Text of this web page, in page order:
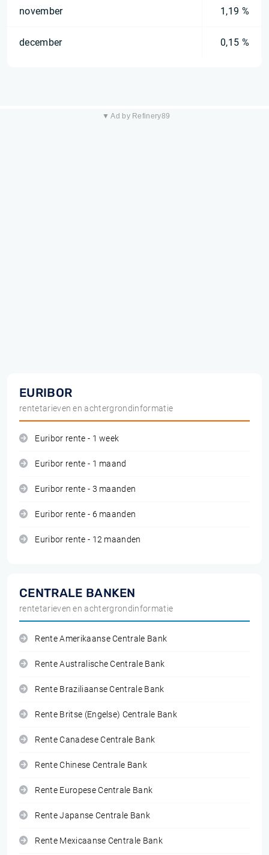
november 1,19 %
december 0,15 %
▼ Ad by Refinery89
EURIBOR
rentetarieven en achtergrondinformatie
Euribor rente - 1 week
Euribor rente - 1 maand
Euribor rente - 3 maanden
Euribor rente - 6 maanden
Euribor rente - 12 maanden
CENTRALE BANKEN
rentetarieven en achtergrondinformatie
Rente Amerikaanse Centrale Bank
Rente Australische Centrale Bank
Rente Braziliaanse Centrale Bank
Rente Britse (Engelse) Centrale Bank
Rente Canadese Centrale Bank
Rente Chinese Centrale Bank
Rente Europese Centrale Bank
Rente Japanse Centrale Bank
Rente Mexicaanse Centrale Bank